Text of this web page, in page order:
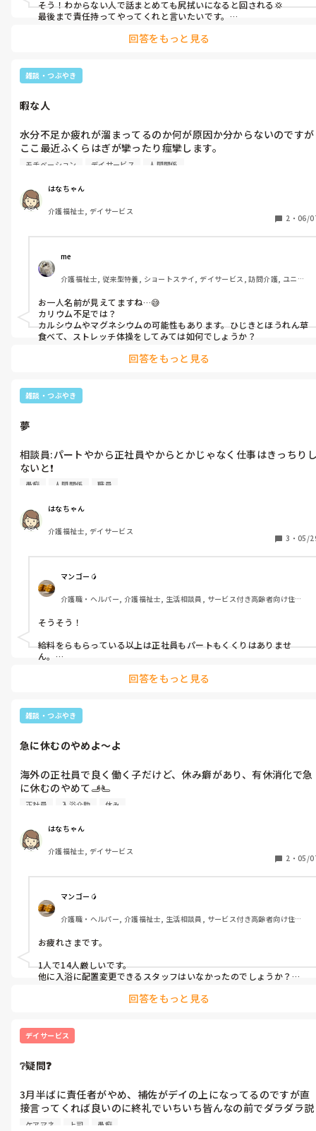
そう！わからない人で話まとめても尻拭いになると回される💢
最後まで責任持ってやってくれと言いたいです。
気持ちがすご〜くわかります。
回答をもっと見る
雑談・つぶやき
暇な人
水分不足か疲れが溜まってるのか何が原因か分からないのですが
ここ最近ふくらはぎが攣ったり痙攣します。
それで今日朝起きようとしたら痙攣😭
仕事を仕方なく休ませてもらったものの...
呆れるわ〜40超えたおばはんが...暇人やな〜
モチベーション デイサービス 人間関係
はなちゃん
介護福祉士, デイサービス
2 ・ 06/
me
介護福祉士, 従来型特養, ショートステイ, デイサービス, 訪問介護, ユニッ
お一人名前が見えてますね…😅
カリウム不足では？
カルシウムやマグネシウムの可能性もあります。ひじきとほうれん草
食べて、ストレッチ体操をしてみては如何でしょうか？
回答をもっと見る
雑談・つぶやき
夢
相談員:パートやから正社員やからとかじゃなく仕事はきっちり
ないと❗️
🚺前からそう思ってますが、〇〇さんと〇〇さんは口だけで注意
相談員:私からちゃんと言うわ
🚹大変やな〜
🚺私は大変じゃないですよ。
🚹せやな〜
事務所での会話で私が見た夢😴
現実にありそうな夢で目覚めた時一瞬分からんかった😅
愚痴 人間関係 職員
はなちゃん
介護福祉士, デイサービス
3 ・ 05/
マンゴー🥭
介護職・ヘルパー, 介護福祉士, 生活相談員, サービス付き高齢者向け住宅,
バー, 初任者研修, 実務者研修
そうそう！
給料をらもらっている以上は正社員もパートもくくりはありませ
ん。
正社員の自分から言わせて貰えば、同じ正社員でも業務内容に差が
回答をもっと見る
雑談・つぶやき
急に休むのやめよ〜よ
海外の正社員で良く働く子だけど、休み癖があり、有休消化で急
に休むのやめて🫸🫷
私今日２時間半1人で14人の利用者風呂介して倒れそうやったん
正社員 入浴介助 休み
はなちゃん
介護福祉士, デイサービス
2 ・ 05/
マンゴー🥭
介護職・ヘルパー, 介護福祉士, 生活相談員, サービス付き高齢者向け住宅,
バー, 初任者研修, 実務者研修
お疲れさまです。
1人で14人厳しいです。
他に入浴に配置変更できるスタッフはいなかったのでしょうか？
休み癖のある人は何を言っても聞き入れなく、自分の言い分だけを
休みたくなると前日から頭痛が…と、うるさいほど言い続けるので
また始まった　明日は休むよ
と陰で言われてます。
信用を失くしてます。
回答をもっと見る
デイサービス
❔疑問❓
3月半ばに責任者がやめ、補佐がデイの上になってるのですが直
接言ってくれば良いのに終礼でいちいち皆んなの前でダラダラ説
教混じりの注意を毎日する...😩
ケアマネ 上司 愚痴